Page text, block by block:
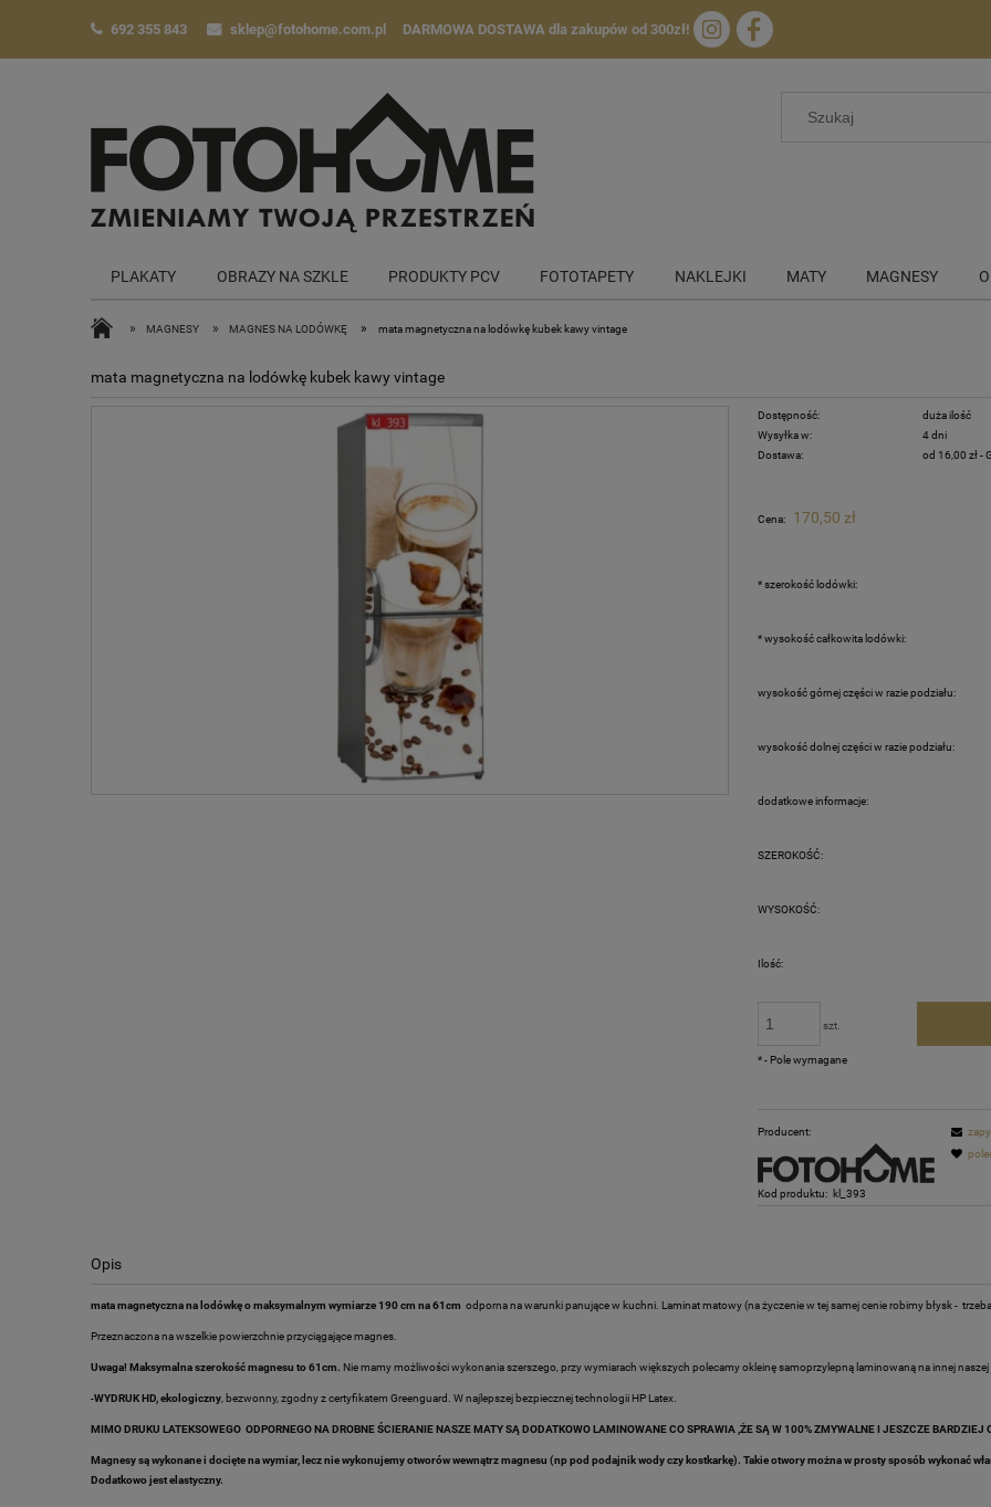
692 355 843 sklep@fotohome.com.pl DARMOWA DOSTAWA dla zakupów od 300zł!
PLAKATY OBRAZY NA SZKLE PRODUKTY PCV FOTOTAPETY NAKLEJKI MATY MAGNESY
» MAGNESY » MAGNES NA LODÓWKĘ » mata magnetyczna na lodówkę kubek kawy vintage
mata magnetyczna na lodówkę kubek kawy vintage
Dostępność:
duża ilość
Wysyłka w:
4 dni
Dostawa:
od 16,00 zł-
płatności
Cena: 170,50 zł
*szerokość lodówki:
*wysokość całkowita lodówki:
wysokość górnej części w razie podziału:
wysokość dolnej części w razie podziału:
dodatkowe informacje:
SZEROKOŚĆ:
WYSOKOŚĆ:
Ilość:
szt.
*- Pole wymagane
Producent:
Kod produktu: kl_393
Opis
mata magnetyczna na lodówkę o maksymalnym wymiarze 190 cm na 61cm odporna na warunki panujące w kuchni. Laminat matowy (na życzenie w tej samej cenie robimy błysk -
Przeznaczona na wszelkie powierzchnie przyciągające magnes.
Uwaga! Maksymalna szerokość magnesu to 61cm. Nie mamy możliwości wykonania szerszego, przy wymiarach większych polecamy okleinę samoprzylepną laminowaną na innej naszej
-WYDRUK HD, ekologiczny, bezwonny, zgodny z certyfikatem Greenguard. W najlepszej bezpiecznej technologii HP Latex.
MIMO DRUKU LATEKSOWEGO ODPORNEGO NA DROBNE ŚCIERANIE NASZE MATY SĄ DODATKOWO LAMINOWANE CO SPRAWIA ,ŻE SĄ W 100% ZMYWALNE I JESZCZE BARDZIEJ
Magnesy są wykonane i docięte na wymiar, lecz nie wykonujemy otworów wewnątrz magnesu (np pod podajnik wody czy kostkarkę). Takie otwory można w prosty sposób wykonać
Dodatkowo jest elastyczny.